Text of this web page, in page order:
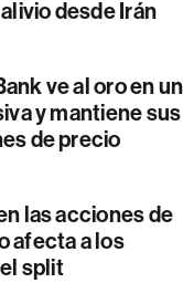
desde Irán
ve al oro en
y mantiene sus
de precio
las acciones de
afecta a los
split